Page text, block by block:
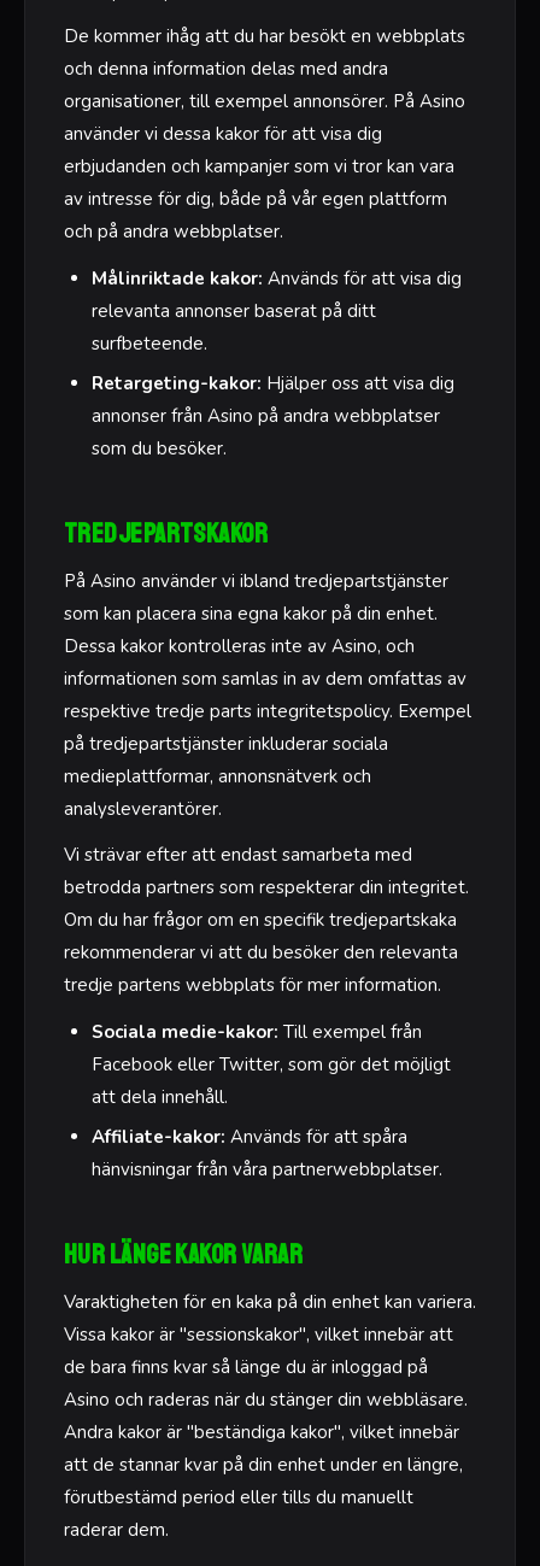
De kommer ihåg att du har besökt en webbplats
och denna information delas med andra
organisationer, till exempel annonsörer. På Asino
använder vi dessa kakor för att visa dig
erbjudanden och kampanjer som vi tror kan vara
av intresse för dig, både på vår egen plattform
och på andra webbplatser.
Målinriktade kakor: Används för att visa dig
relevanta annonser baserat på ditt
surfbeteende.
Retargeting-kakor: Hjälper oss att visa dig
annonser från Asino på andra webbplatser
som du besöker.
Tredjepartskakor
På Asino använder vi ibland tredjepartstjänster
som kan placera sina egna kakor på din enhet.
Dessa kakor kontrolleras inte av Asino, och
informationen som samlas in av dem omfattas av
respektive tredje parts integritetspolicy. Exempel
på tredjepartstjänster inkluderar sociala
medieplattformar, annonsnätverk och
analysleverantörer.
Vi strävar efter att endast samarbeta med
betrodda partners som respekterar din integritet.
Om du har frågor om en specifik tredjepartskaka
rekommenderar vi att du besöker den relevanta
tredje partens webbplats för mer information.
Sociala medie-kakor: Till exempel från
Facebook eller Twitter, som gör det möjligt
att dela innehåll.
Affiliate-kakor: Används för att spåra
hänvisningar från våra partnerwebbplatser.
Hur länge kakor varar
Varaktigheten för en kaka på din enhet kan variera.
Vissa kakor är "sessionskakor", vilket innebär att
de bara finns kvar så länge du är inloggad på
Asino och raderas när du stänger din webbläsare.
Andra kakor är "beständiga kakor", vilket innebär
att de stannar kvar på din enhet under en längre,
förutbestämd period eller tills du manuellt
raderar dem.